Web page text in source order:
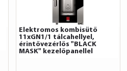
Elektromos kombisütő
11xGN1/1 tálcahellyel,
érintővezérlős "BLACK
MASK" kezelőpanellel